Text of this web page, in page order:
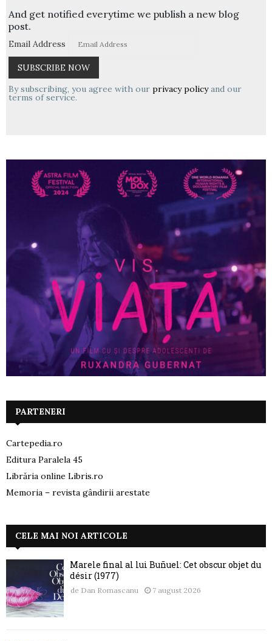
And get notified everytime we publish a new blog
post.
Email Address
By subscribing, you agree with our privacy policyand our
terms of service.
PARTENERI
Cartepedia.ro
Editura Paralela 45
Librăria online Libris.ro
Memoria – revista gândirii arestate
CELE MAI NOI ARTICOLE
Marele final al lui Buñuel: Cet obscur objet du
désir (1977)
de Dan Romascanu 7 august 2026